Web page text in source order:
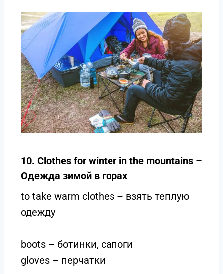
10. Clothes for winter in the mountains –
Одежда зимой в горах
to take warm clothes – взять теплую
одежду
boots – ботинки, сапоги
gloves – перчатки